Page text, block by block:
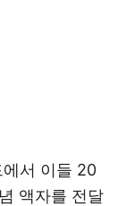
에서 이들 20
액자를 전달